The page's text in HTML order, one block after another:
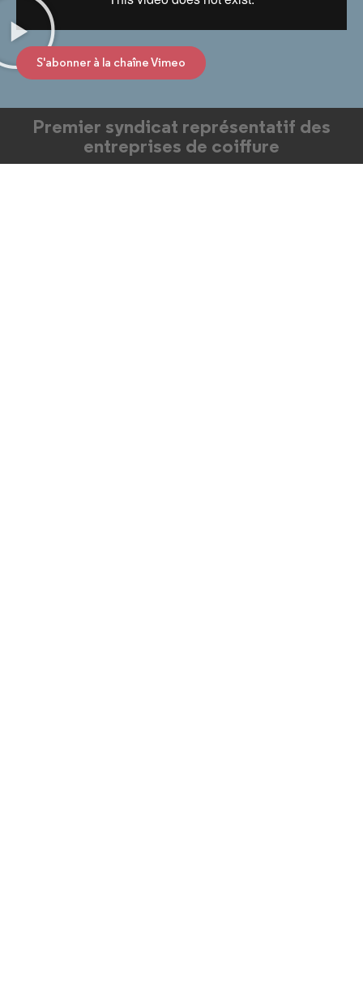
S'abonner à la chaîne Vimeo
Premier syndicat représentatif des
entreprises de coiffure